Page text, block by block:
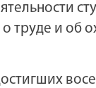
труде и об